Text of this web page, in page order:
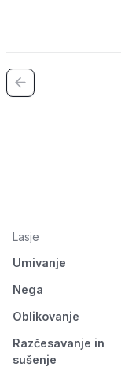
Lasje
Umivanje
Nega
Oblikovanje
Razčesavanje in
sušenje